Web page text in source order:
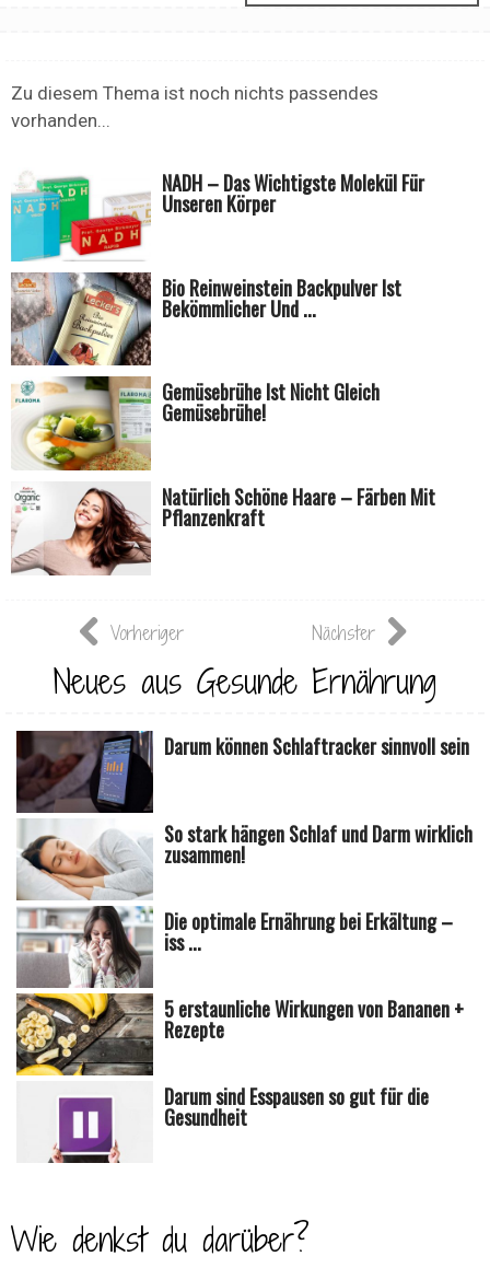
Zu diesem Thema ist noch nichts passendes
vorhanden...
NADH – Das Wichtigste Molekül Für
Unseren Körper
Bio Reinweinstein Backpulver Ist
Bekömmlicher Und ...
Gemüsebrühe Ist Nicht Gleich
Gemüsebrühe!
Natürlich Schöne Haare – Färben Mit
Pflanzenkraft
Vorheriger Nächster
Neues aus Gesunde Ernährung
Darum können Schlaftracker sinnvoll sein
So stark hängen Schlaf und Darm wirklich
zusammen!
Die optimale Ernährung bei Erkältung –
iss ...
5 erstaunliche Wirkungen von Bananen +
Rezepte
Darum sind Esspausen so gut für die
Gesundheit
Wie denkst du darüber?